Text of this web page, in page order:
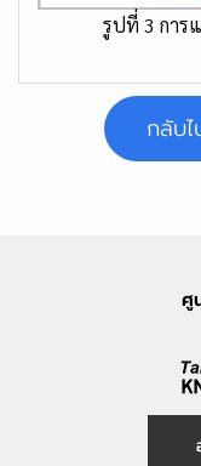
รูปที่ 3 การ
กลับ
ศู